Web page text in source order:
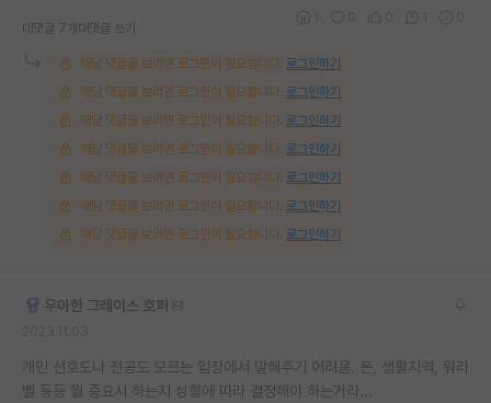
대댓글 7개 대댓글 쓰기
해당 댓글을 보려면 로그인이 필요합니다. 로그인하기
해당 댓글을 보려면 로그인이 필요합니다. 로그인하기
해당 댓글을 보려면 로그인이 필요합니다. 로그인하기
해당 댓글을 보려면 로그인이 필요합니다. 로그인하기
해당 댓글을 보려면 로그인이 필요합니다. 로그인하기
해당 댓글을 보려면 로그인이 필요합니다. 로그인하기
해당 댓글을 보려면 로그인이 필요합니다. 로그인하기
우아한 그레이스 호퍼
개인 선호도나 전공도 모르는 입장에서 말해주기 어려움. 돈, 생활지역, 워라
밸 등등 뭘 중요시 하는지 성향에 따라 결정해야 하는거라...